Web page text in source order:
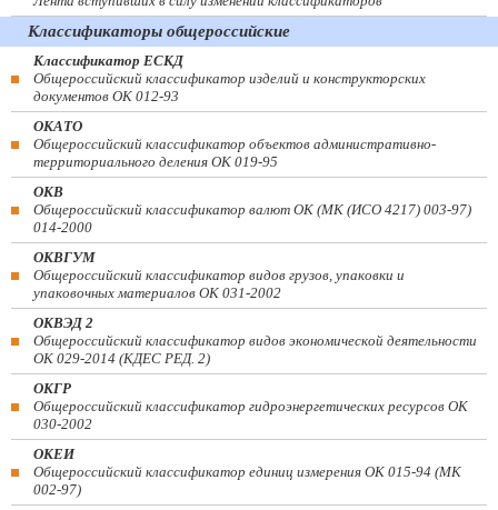
Классификаторы общероссийские
Классификатор ЕСКД
Общероссийский классификатор изделий и конструкторских
документов ОК 012-93
ОКАТО
Общероссийский классификатор объектов административно-
территориального деления ОК 019-95
ОКВ
Общероссийский классификатор валют ОК (МК (ИСО 4217) 003-97)
014-2000
ОКВГУМ
Общероссийский классификатор видов грузов, упаковки и
упаковочных материалов ОК 031-2002
ОКВЭД 2
Общероссийский классификатор видов экономической деятельности
ОК 029-2014 (КДЕС РЕД. 2)
ОКГР
Общероссийский классификатор гидроэнергетических ресурсов ОК
030-2002
ОКЕИ
Общероссийский классификатор единиц измерения ОК 015-94 (МК
002-97)